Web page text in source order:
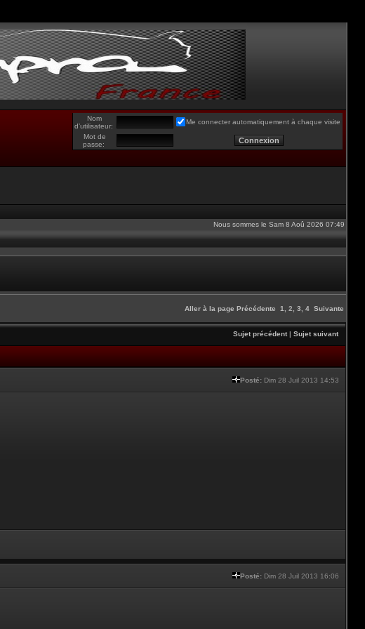
Nom
d’utilisateur:
Me connecter automatiquement à chaque visite
Mot de
passe:
Nous sommes le Sam 8 Aoû 2026 07:49
Aller à la page Précédente 1 2 3 4 Suivante
Sujet précédent| Sujet suivant
Posté: Dim 28 Juil 2013 14:53
Posté: Dim 28 Juil 2013 16:06